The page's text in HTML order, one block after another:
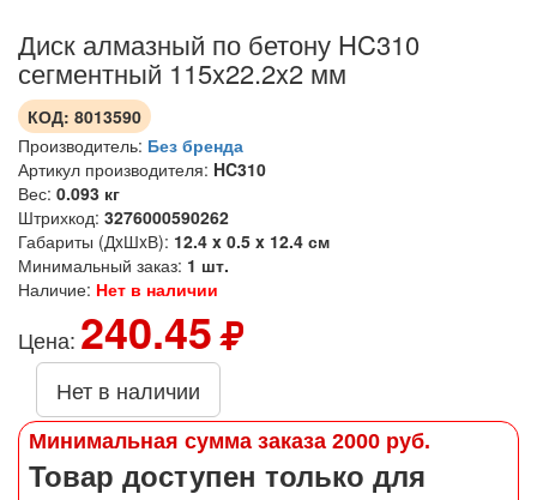
Диск алмазный по бетону HC310
сегментный 115x22.2x2 мм
КОД: 8013590
Производитель: Без бренда
Артикул производителя: HC310
Вес: 0.093 кг
Штрихкод: 3276000590262
Габариты (ДxШxВ): 12.4 x 0.5 x 12.4 см
Минимальный заказ: 1 шт.
Наличие: Нет в наличии
Цена: 240.45
Нет в наличии
Минимальная сумма заказа 2000 руб.
Товар доступен только для